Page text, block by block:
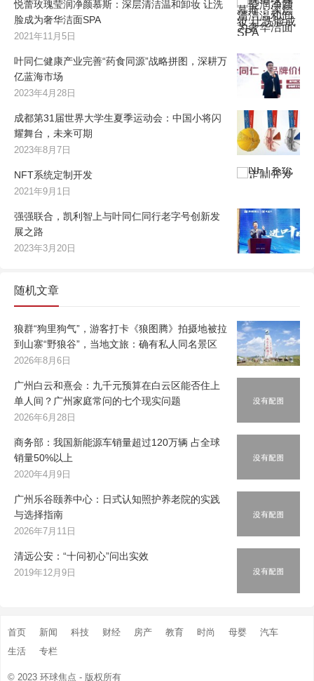
悦蕾玫瑰莹润净颜慕斯：深层清洁温和卸妆 让洗
脸成为奢华洁面SPA
2021年11月5日
叶同仁健康产业完善“药食同源”战略拼图，深耕万
亿蓝海市场
2023年4月28日
成都第31届世界大学生夏季运动会：中国小将闪
耀舞台，未来可期
2023年8月7日
NFT系统定制开发
2021年9月1日
强强联合，凯利智上与叶同仁同行老字号创新发
展之路
2023年3月20日
随机文章
狼群“狗里狗气”，游客打卡《狼图腾》拍摄地被拉
到山寨“野狼谷”，当地文旅：确有私人同名景区
2026年8月6日
广州白云和熹会：九千元预算在白云区能否住上
单人间？广州家庭常问的七个现实问题
2026年6月28日
商务部：我国新能源车销量超过120万辆 占全球
销量50%以上
2020年4月9日
广州乐谷颐养中心：日式认知照护养老院的实践
与选择指南
2026年7月11日
清远公安：“十问初心”问出实效
2019年12月9日
首页 新闻 科技 财经 房产 教育 时尚 母婴
汽车
生活
专栏
© 2023 环球焦点 - 版权所有